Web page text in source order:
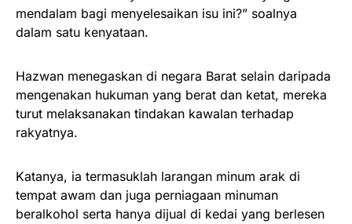
mendalam bagi menyelesaikan isu ini?” soalnya
dalam satu kenyataan.
Hazwan menegaskan di negara Barat selain daripada
mengenakan hukuman yang berat dan ketat, mereka
turut melaksanakan tindakan kawalan terhadap
rakyatnya.
Katanya, ia termasuklah larangan minum arak di
tempat awam dan juga perniagaan minuman
beralkohol serta hanya dijual di kedai yang berlesen